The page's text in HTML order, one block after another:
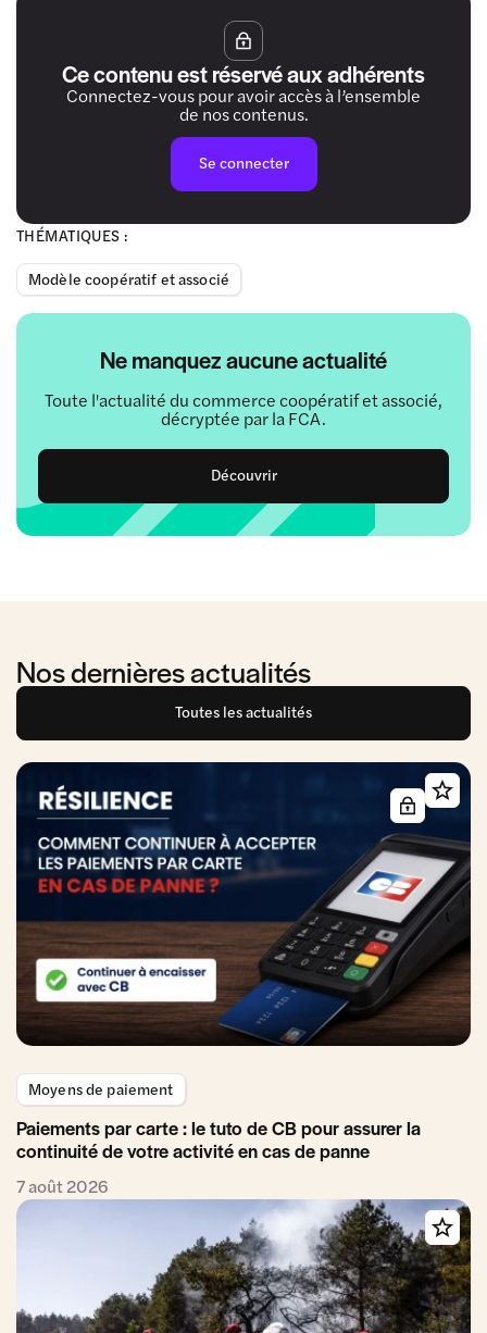
THÉMATIQUES :
Modèle coopératif et associé
Ne manquez aucune actualité
Toute l'actualité du commerce coopératif et associé,
décryptée par la FCA.
Découvrir
Ce contenu est réservé aux adhérents
Connectez-vous pour avoir accès à l’ensemble
de nos contenus.
Se connecter
Nos dernières actualités
Toutes les actualités
Moyens de paiement
Paiements par carte : le tuto de CB pour assurer la
continuité de votre activité en cas de panne
7 août 2026